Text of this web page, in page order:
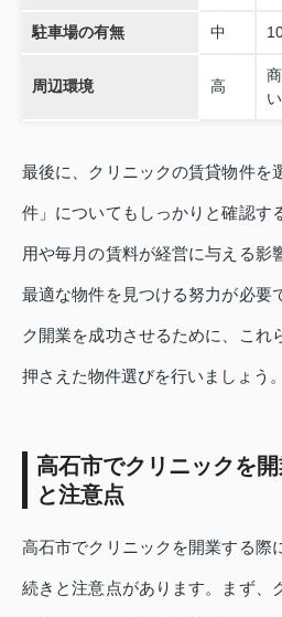
駐車場の有無 中
周辺環境 高
い
最後に、クリニックの賃貸物件を
件」についてもしっかりと確認す
用や毎月の賃料が経営に与える影
最適な物件を見つける努力が必要
ク開業を成功させるために、これ
押さえた物件選びを行いましょう。
高石市でクリニックを
と注意点
高石市でクリニックを開業する際
続きと注意点があります。まず、